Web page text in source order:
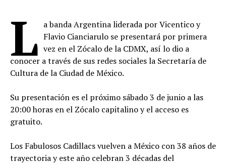
L a banda Argentina liderada por Vicentico y
Flavio Cianciarulo se presentará por primera
vez en el Zócalo de la CDMX, así lo dio a
conocer a través de sus redes sociales la Secretaría de
Cultura de la Ciudad de México.
Su presentación es el próximo sábado 3 de junio a las
20:00 horas en el Zócalo capitalino y el acceso es
gratuito.
Los Fabulosos Cadillacs vuelven a México con 38 años de
trayectoria y este año celebran 3 décadas del